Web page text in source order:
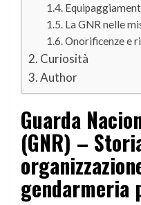
La GNR nelle
Onorificenze e
Curiosità
Author
Guarda
(GNR) –
gendarmeria